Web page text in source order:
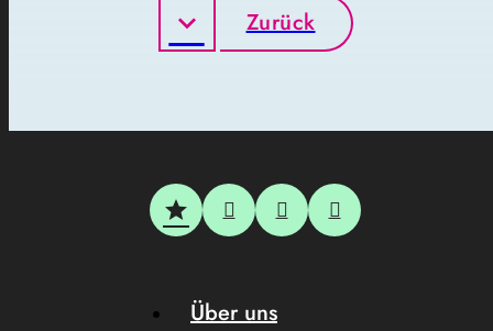
Zurück
Über uns